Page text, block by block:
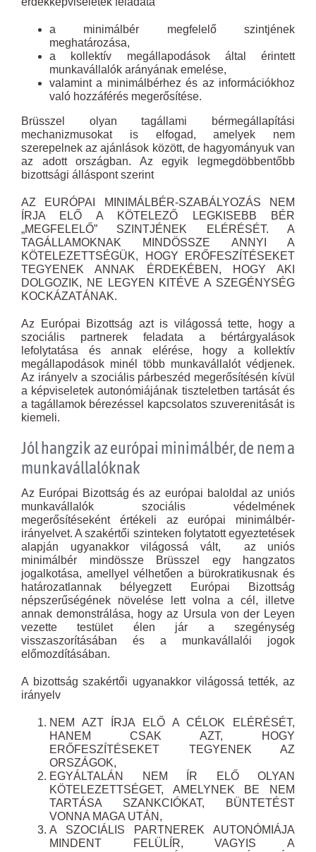
a minimálbér megfelelő szintjének
meghatározása,
a kollektív megállapodások által érintett
munkavállalók arányának emelése,
valamint a minimálbérhez és az információkhoz
való hozzáférés megerősítése.
Brüsszel olyan tagállami bérmegállapítási
mechanizmusokat is elfogad, amelyek nem
szerepelnek az ajánlások között, de hagyományuk van
az adott országban. Az egyik legmegdöbbentőbb
bizottsági álláspont szerint
AZ EURÓPAI MINIMÁLBÉR-SZABÁLYOZÁS NEM
ÍRJA ELŐ A KÖTELEZŐ LEGKISEBB BÉR
„MEGFELELŐ” SZINTJÉNEK ELÉRÉSÉT. A
TAGÁLLAMOKNAK MINDÖSSZE ANNYI A
KÖTELEZETTSÉGÜK, HOGY ERŐFESZÍTÉSEKET
TEGYENEK ANNAK ÉRDEKÉBEN, HOGY AKI
DOLGOZIK, NE LEGYEN KITÉVE A SZEGÉNYSÉG
KOCKÁZATÁNAK.
Az Európai Bizottság azt is világossá tette, hogy a
szociális partnerek feladata a bértárgyalások
lefolytatása és annak elérése, hogy a kollektív
megállapodások minél több munkavállalót védjenek.
Az irányelv a szociális párbeszéd megerősítésén kívül
a képviseletek autonómiájának tiszteletben tartását és
a tagállamok bérezéssel kapcsolatos szuverenitását is
kiemeli.
Jól hangzik az európai minimálbér, de nem a
munkavállalóknak
Az Európai Bizottság és az európai baloldal az uniós
munkavállalók szociális védelmének
megerősítéseként értékeli az európai minimálbér-
irányelvet. A szakértői szinteken folytatott egyeztetések
alapján ugyanakkor világossá vált, az uniós
minimálbér mindössze Brüsszel egy hangzatos
jogalkotása, amellyel vélhetően a bürokratikusnak és
határozatlannak bélyegzett Európai Bizottság
népszerűségének növelése lett volna a cél, illetve
annak demonstrálása, hogy az Ursula von der Leyen
vezette testület élen jár a szegénység
visszaszorításában és a munkavállalói jogok
előmozdításában.
A bizottság szakértői ugyanakkor világossá tették, az
irányelv
NEM AZT ÍRJA ELŐ A CÉLOK ELÉRÉSÉT,
HANEM CSAK AZT, HOGY
ERŐFESZÍTÉSEKET TEGYENEK AZ
ORSZÁGOK,
EGYÁLTALÁN NEM ÍR ELŐ OLYAN
KÖTELEZETTSÉGET, AMELYNEK BE NEM
TARTÁSA SZANKCIÓKAT, BÜNTETÉST
VONNA MAGA UTÁN,
A SZOCIÁLIS PARTNEREK AUTONÓMIÁJA
MINDENT FELÜLÍR, VAGYIS A